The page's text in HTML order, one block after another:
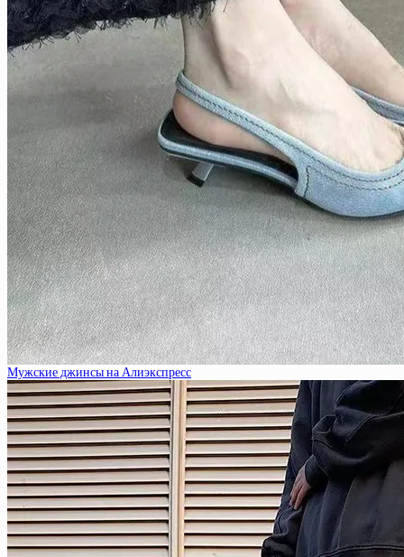
Мужские джинсы на Алиэкспресс